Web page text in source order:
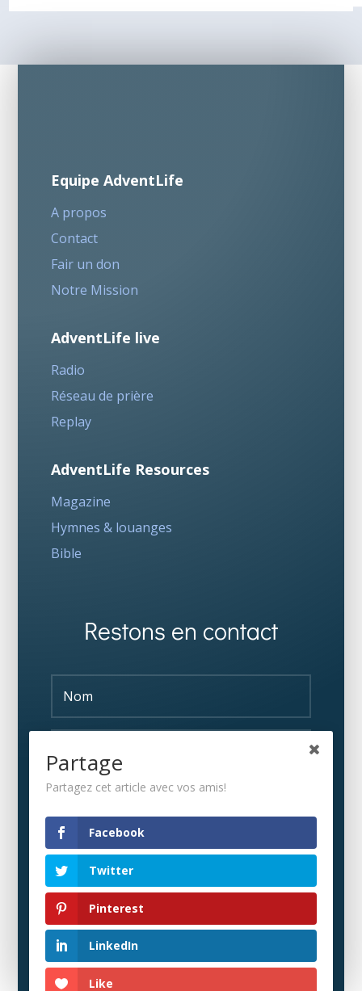
Equipe AdventLife
A propos
Contact
Fair un don
Notre Mission
AdventLife live
Radio
Réseau de prière
Replay
AdventLife Resources
Magazine
Hymnes & louanges
Bible
Restons en contact
Partage
Partagez cet article avec vos amis!
Facebook
Twitter
Pinterest
LinkedIn
Like